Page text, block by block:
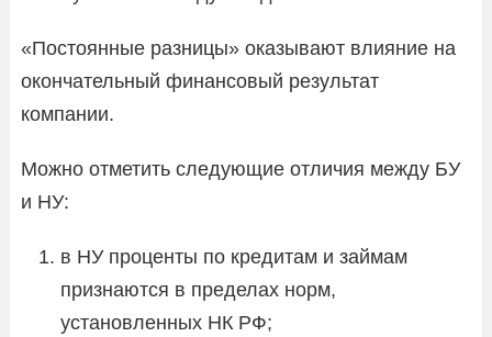
«Постоянные разницы» оказывают влияние на
окончательный финансовый результат
компании.
Можно отметить следующие отличия между БУ
и НУ:
в НУ проценты по кредитам и займам
признаются в пределах норм,
установленных НК РФ;